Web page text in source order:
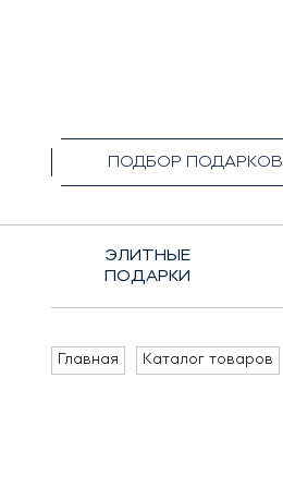
ПОДБОР ПОДАРКОВ
ЭЛИТНЫЕ
ПОДАРКИ
Главная Каталог товаров